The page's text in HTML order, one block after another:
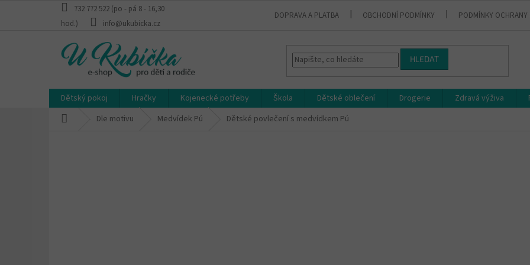
732 772 522 (po - pá 8 - 16,30
hod.)
info@ukubicka.cz
DOPRAVA A PLATBA OBCHODNÍ PODMÍNKY PODMÍNKY OCHRANY
HLEDAT
Dětský pokoj Hračky Kojenecké potřeby Škola Dětské oblečení Drogerie Zdravá výživa
Dle motivu Medvídek Pú Dětské povlečení s medvídkem Pú